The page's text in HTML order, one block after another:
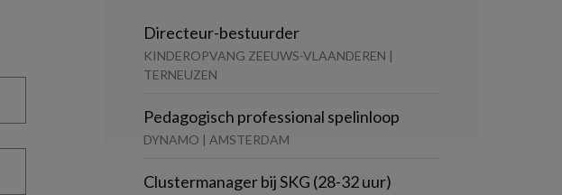
Directeur-bestuurder
KINDEROPVANG ZEEUWS-VLAANDEREN |
TERNEUZEN
Pedagogisch professional spelinloop
DYNAMO | AMSTERDAM
Clustermanager bij SKG (28-32 uur)